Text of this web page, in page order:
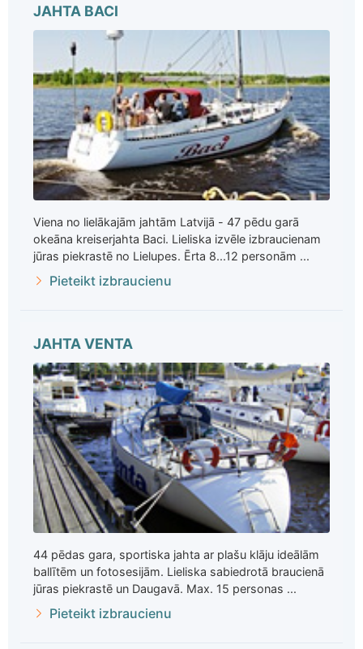
JAHTA BACI
Viena no lielākajām jahtām Latvijā - 47 pēdu garā
okeāna kreiserjahta Baci. Lieliska izvēle izbraucienam
jūras piekrastē no Lielupes. Ērta 8...12 personām ...
Pieteikt izbraucienu
JAHTA VENTA
44 pēdas gara, sportiska jahta ar plašu klāju ideālām
ballītēm un fotosesijām. Lieliska sabiedrotā braucienā
jūras piekrastē un Daugavā. Max. 15 personas ...
Pieteikt izbraucienu